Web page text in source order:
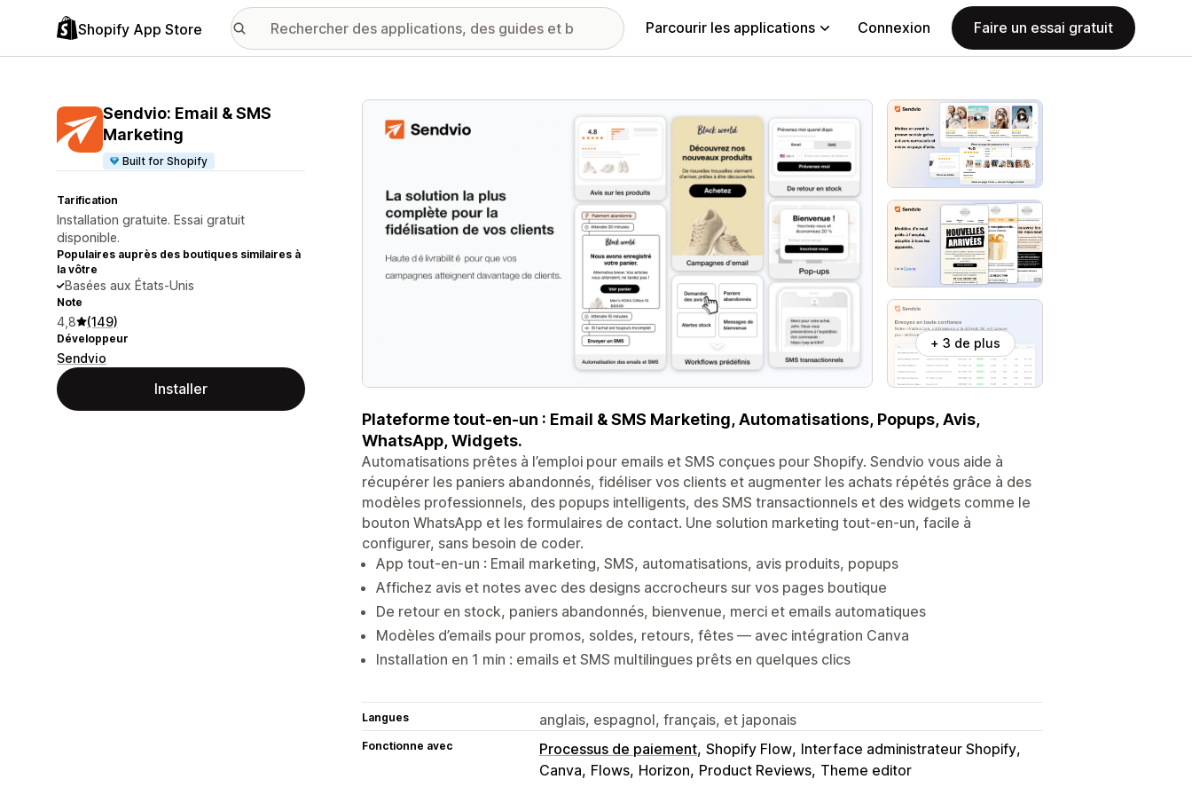
Shopify App Store Parcourir les applications Connexion Faire un essai gratuit
Sendvio: Email & SMS
Marketing
Built for Shopify
Tarification
Installation gratuite. Essai gratuit
disponible.
Populaires auprès des boutiques similaires à
la vôtre
Basées aux États-Unis
Note
4,8 (149)
Développeur
Sendvio
Installer
Galerie d’images vedette
+ 3 de plus
Plateforme tout-en-un : Email & SMS Marketing, Automatisations, Popups, Avis,
WhatsApp, Widgets.
Automatisations prêtes à l’emploi pour emails et SMS conçues pour Shopify. Sendvio vous aide à
récupérer les paniers abandonnés, fidéliser vos clients et augmenter les achats répétés grâce à des
modèles professionnels, des popups intelligents, des SMS transactionnels et des widgets comme le
bouton WhatsApp et les formulaires de contact. Une solution marketing tout-en-un, facile à
configurer, sans besoin de coder.
App tout-en-un : Email marketing, SMS, automatisations, avis produits, popups
Affichez avis et notes avec des designs accrocheurs sur vos pages boutique
De retour en stock, paniers abandonnés, bienvenue, merci et emails automatiques
Modèles d’emails pour promos, soldes, retours, fêtes — avec intégration Canva
Installation en 1 min : emails et SMS multilingues prêts en quelques clics
Langues anglais, espagnol, français, et japonais
Fonctionne avec Processus de paiement Shopify Flow Interface administrateur Shopify
Canva Flows Horizon Product Reviews Theme editor